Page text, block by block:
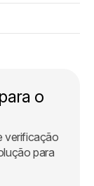
o
verificação
para